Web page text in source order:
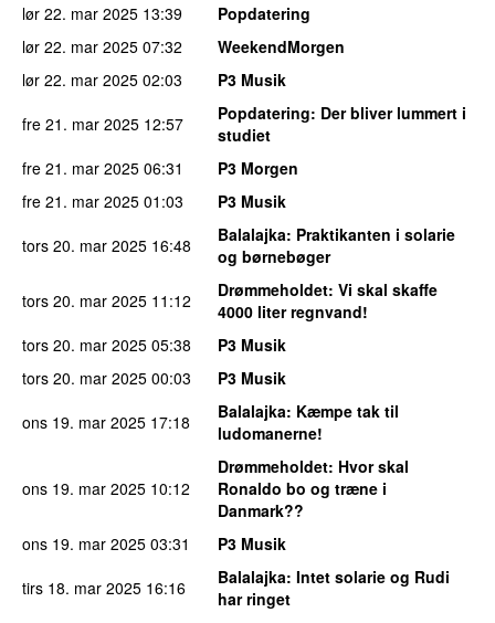
lør 22. mar 2025 13:39
Popdatering
lør 22. mar 2025 07:32
WeekendMorgen
lør 22. mar 2025 02:03
P3 Musik
fre 21. mar 2025 12:57 Popdatering: Der bliver lummert i
studiet
fre 21. mar 2025 06:31
P3 Morgen
fre 21. mar 2025 01:03
P3 Musik
tors 20. mar 2025 16:48 Balalajka: Praktikanten i solarie
og børnebøger
tors 20. mar 2025 11:12 Drømmeholdet: Vi skal skaffe
4000 liter regnvand!
tors 20. mar 2025 05:38
P3 Musik
tors 20. mar 2025 00:03
P3 Musik
ons 19. mar 2025 17:18 Balalajka: Kæmpe tak til
ludomanerne!
ons 19. mar 2025 10:12
Drømmeholdet: Hvor skal
Ronaldo bo og træne i
Danmark??
ons 19. mar 2025 03:31
P3 Musik
tirs 18. mar 2025 16:16 Balalajka: Intet solarie og Rudi
har ringet